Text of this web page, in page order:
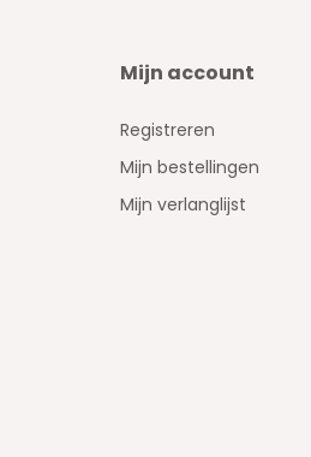
Mijn account
Registreren
Mijn bestellingen
Mijn verlanglijst